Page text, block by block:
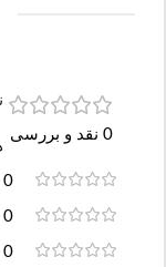
0 نقد و بررسی
0
0
0